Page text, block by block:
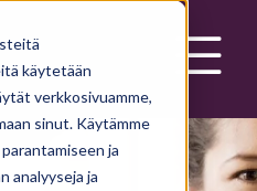
käytetään
verkkosivuamme,
sinut. Käytämme
ja
analyyseja ja